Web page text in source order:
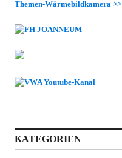
Themen-Wärmebildkamera >>
KATEGORIEN